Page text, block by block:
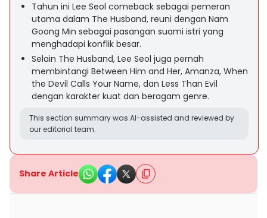
Tahun ini Lee Seol comeback sebagai pemeran
utama dalam The Husband, reuni dengan Nam
Goong Min sebagai pasangan suami istri yang
menghadapi konflik besar.
Selain The Husband, Lee Seol juga pernah
membintangi Between Him and Her, Amanza, When
the Devil Calls Your Name, dan Less Than Evil
dengan karakter kuat dan beragam genre.
This section summary was AI-assisted and reviewed by
our editorial team.
Share Article